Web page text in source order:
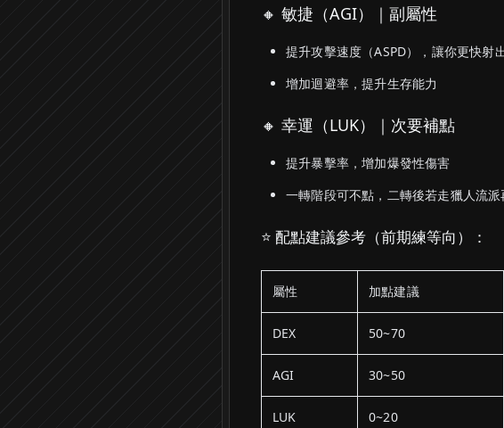
🔸 敏捷（AGI）｜副屬性
提升攻擊速度（ASPD），讓你更快射
增加迴避率，提升生存能力
🔸 幸運（LUK）｜次要補點
提升暴擊率，增加爆發性傷害
一轉階段可不點，二轉後若走獵人流
⭐ 配點建議參考（前期練等向）：
屬性 加點建議
DEX 50~70
AGI 30~50
LUK 0~20